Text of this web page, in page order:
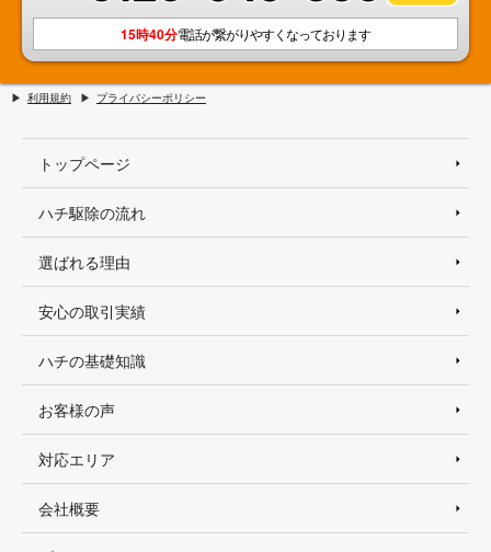
15時40分電話が繋がりやすくなっております
利用規約 プライバシーポリシー
トップページ
ハチ駆除の流れ
選ばれる理由
安心の取引実績
ハチの基礎知識
お客様の声
対応エリア
会社概要